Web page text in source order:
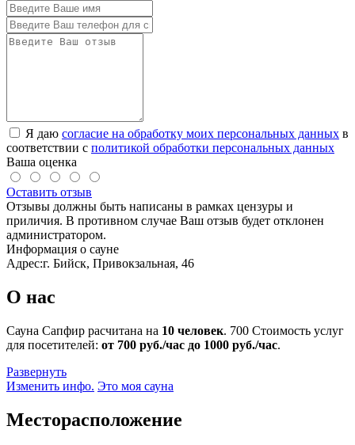
Я даю согласие на обработку моих персональных данных в
соответствии с политикой обработки персональных данных
Ваша оценка
Оставить отзыв
Отзывы должны быть написаны в рамках цензуры и
приличия. В противном случае Ваш отзыв будет отклонен
администратором.
Информация о сауне
Адрес:г. Бийск, Привокзальная, 46
О нас
Сауна Сапфир расчитана на 10 человек. 700 Стоимость услуг
для посетителей: от 700 руб./час до 1000 руб./час.
Развернуть
Изменить инфо. Это моя сауна
Месторасположение